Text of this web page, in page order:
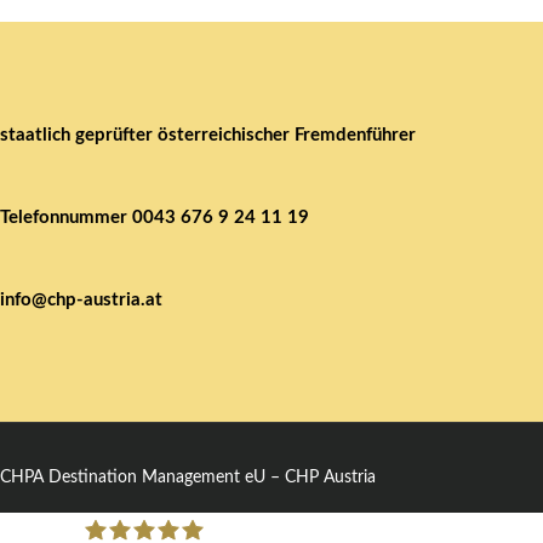
staatlich geprüfter österreichischer Fremdenführer
Telefonnummer 0043 676 9 24 11 19
info@chp-austria.at
CHPA Destination Management eU – CHP Austria